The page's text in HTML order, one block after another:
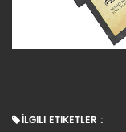
İLGILI ETIKETLER :